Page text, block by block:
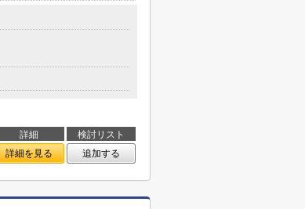
詳細
検討リスト
詳細を見る 追加する